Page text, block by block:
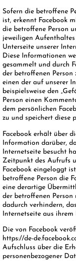
Sofern die betroffene
ist, erkennt Facebook
die betroffene Person
jeweiligen
Unterseite unserer
Diese Informationen
gesammelt und durch
der betroffenen
einen der auf unserer
beispielsweise den
Person einen
dem persönlichen
zu und speichert diese
Facebook erhält über
Information darüber,
Internetseite besucht
Zeitpunkt des Aufrufs
Facebook eingeloggt
betroffene Person die
eine derartige
der betroffenen
dadurch verhindern,
Internetseite aus
Die von Facebook
https://de-
Aufschluss über die
personenbezogener